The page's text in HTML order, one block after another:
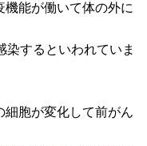
能が働いて体の外に
するといわれていま
胞が変化して前がん